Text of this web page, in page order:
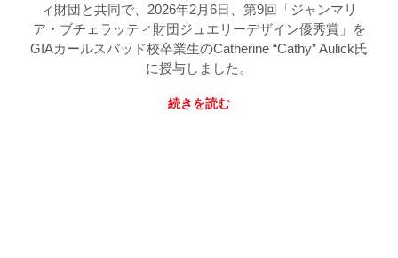
ィ財団と共同で、2026年2月6日、第9回「ジャンマリ
ア・ブチェラッティ財団ジュエリーデザイン優秀賞」を
GIAカールスバッド校卒業生のCatherine “Cathy” Aulick氏
に授与しました。
続きを読む